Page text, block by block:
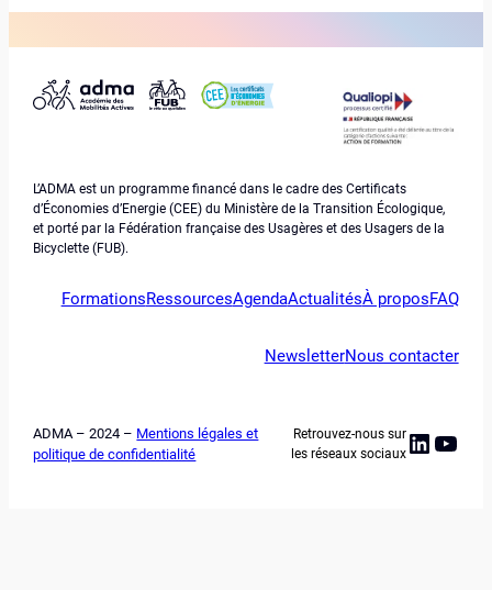
L’ADMA est un programme financé dans le cadre des Certificats
d’Économies d’Energie (CEE) du Ministère de la Transition Écologique,
et porté par la Fédération française des Usagères et des Usagers de la
Bicyclette (FUB).
FormationsRessourcesAgendaActualitésÀ proposFAQ
NewsletterNous contacter
ADMA – 2024 – Mentions légales et
politique de confidentialité
Retrouvez-nous sur
les réseaux sociaux